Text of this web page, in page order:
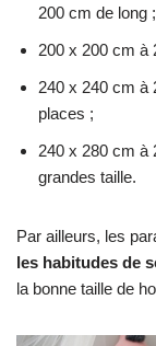
200 cm de long ;
200 x 200 cm à
240 x 240 cm à
places ;
240 x 280 cm à
grandes taille.
Par ailleurs, les
les habitudes de
la bonne taille de